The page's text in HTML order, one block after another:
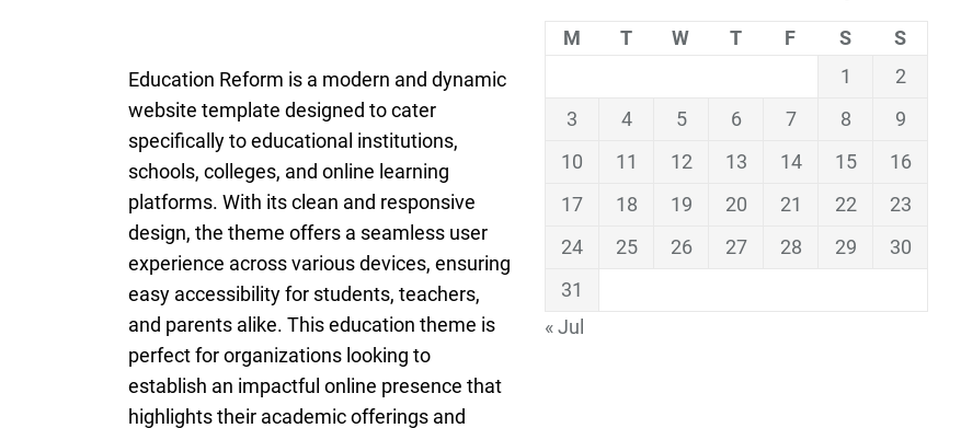
Education Reform is a modern and dynamic
website template designed to cater
specifically to educational institutions,
schools, colleges, and online learning
platforms. With its clean and responsive
design, the theme offers a seamless user
experience across various devices, ensuring
easy accessibility for students, teachers,
and parents alike. This education theme is
perfect for organizations looking to
establish an impactful online presence that
highlights their academic offerings and
M T W T F S
S
1
2
3
4 5 6 7 8
9
10
11 12 13 14 15
16
17
18 19 20 21 22
23
24
25 26 27 28 29
30
31
« Jul